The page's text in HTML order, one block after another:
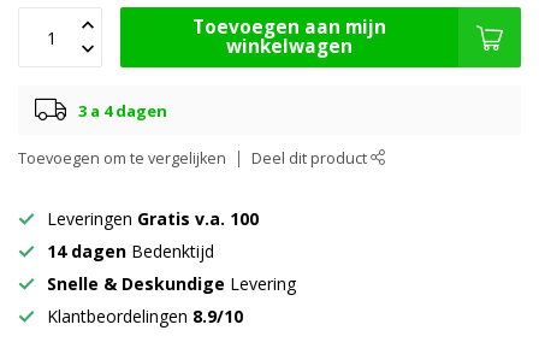
Toevoegen aan mijn
winkelwagen
3 a 4 dagen
Toevoegen om te vergelijken Deel dit product
Leveringen Gratis v.a. 100
14 dagen Bedenktijd
Snelle & Deskundige Levering
Klantbeordelingen 8.9/10